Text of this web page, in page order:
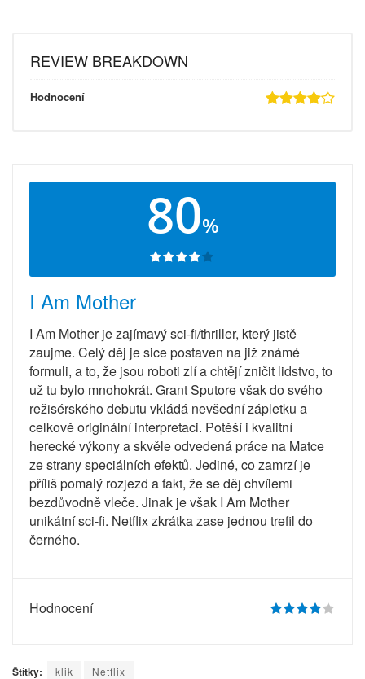
REVIEW BREAKDOWN
Hodnocení
80%
I Am Mother
I Am Mother je zajímavý sci-fi/thriller, který jistě
zaujme. Celý děj je sice postaven na již známé
formuli, a to, že jsou roboti zlí a chtějí zničit lidstvo, to
už tu bylo mnohokrát. Grant Sputore však do svého
režisérského debutu vkládá nevšední zápletku a
celkově originální interpretaci. Potěší i kvalitní
herecké výkony a skvěle odvedená práce na Matce
ze strany speciálních efektů. Jediné, co zamrzí je
příliš pomalý rozjezd a fakt, že se děj chvílemi
bezdůvodně vleče. Jinak je však I Am Mother
unikátní sci-fi. Netflix zkrátka zase jednou trefil do
černého.
Hodnocení
Štítky: klik Netflix